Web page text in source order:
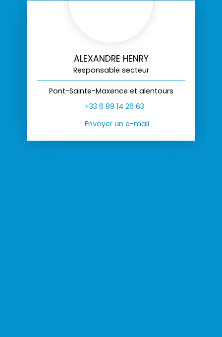
ALEXANDRE HENRY
Responsable secteur
Pont-Sainte-Maxence et alentours
+33 6 89 14 26 63
Envoyer un e-mail